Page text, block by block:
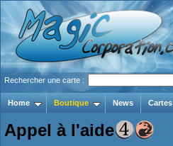
Rechercher une carte :
Home Boutique News Cartes
Appel à l'aide